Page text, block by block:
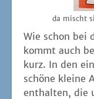
da mischt
Wie schon bei
kommt auch
kurz. In den
schö­ne klei­ne
ent­hal­ten, die